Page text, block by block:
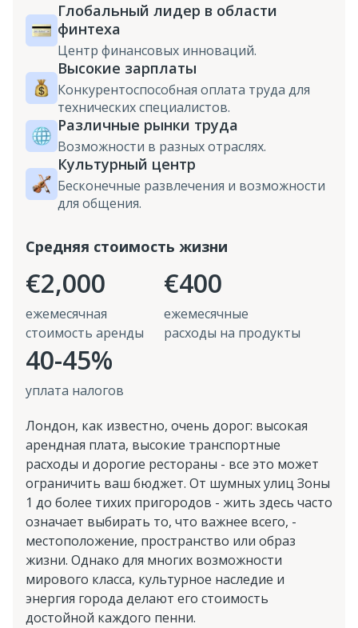
Глобальный лидер в области
финтеха
Центр финансовых инноваций.
Высокие зарплаты
Конкурентоспособная оплата труда для
технических специалистов.
Различные рынки труда
Возможности в разных отраслях.
Культурный центр
Бесконечные развлечения и возможности
для общения.
Средняя стоимость жизни
€2,000
ежемесячная
стоимость аренды
€400
ежемесячные
расходы на продукты
40-45%
уплата налогов
Лондон, как известно, очень дорог: высокая
арендная плата, высокие транспортные
расходы и дорогие рестораны - все это может
ограничить ваш бюджет. От шумных улиц Зоны
1 до более тихих пригородов - жить здесь часто
означает выбирать то, что важнее всего, -
местоположение, пространство или образ
жизни. Однако для многих возможности
мирового класса, культурное наследие и
энергия города делают его стоимость
достойной каждого пенни.